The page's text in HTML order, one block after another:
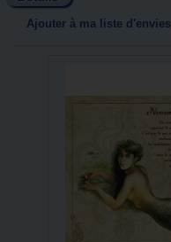
Ajouter à ma liste d'envies